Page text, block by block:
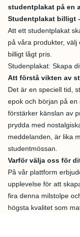
studentplakat på en
Studentplakat billigt
Att ett studentplakat
på våra produkter,
billigt lågt pris.
Studenplakat: Skapa
Att förstå vikten av
Det är en speciell tid,
epok och början på en
förstärker känslan av
prydda med
meddelanden, är lika
studentmössan.
Varför välja oss för
På vår plattform
upplevelse för att
fira denna milstolpe
högsta kvalitet som